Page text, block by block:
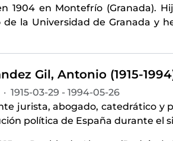
1904 en Montefrío (Granada).
de la Universidad de Granada y
Gil, Antonio (1915-
· 1915-03-29 - 1994-05-26
jurista, abogado, catedrático y
política de España durante el